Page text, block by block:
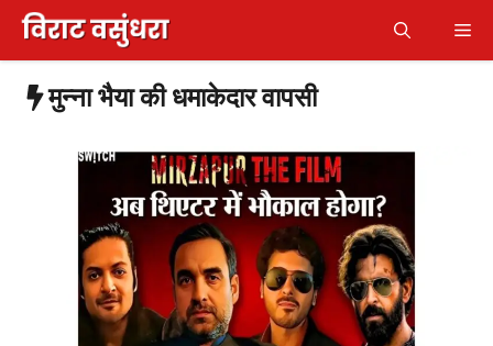
Skip
content
मुन्ना भैया की धमाकेदार वापसी